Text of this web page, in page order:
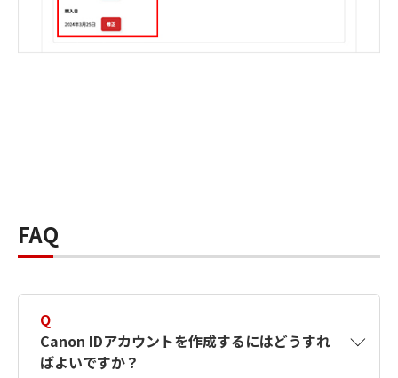
FAQ
Q
Canon IDアカウントを作成するにはどうすれ
ばよいですか？